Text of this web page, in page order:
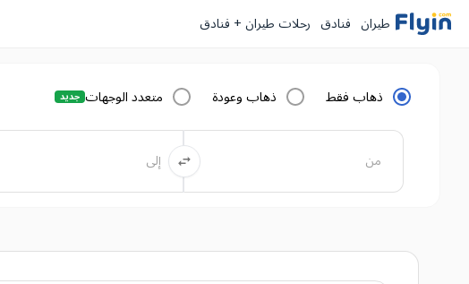
طيران فنادق رحلات طيران + فنادق
ذهاب فقط ذهاب وعودة متعدد الوجهات جديد